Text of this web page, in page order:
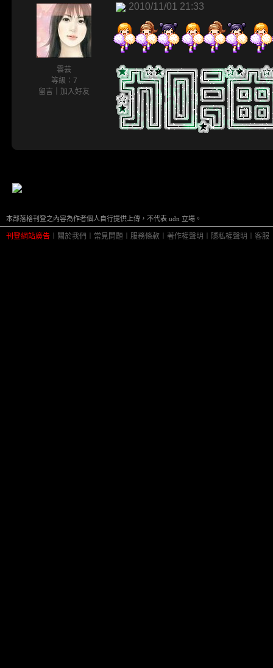
雲芸
等級：7
留言
加入好友
2010/11/01 21:33
本部落格刊登之內容為作者個人自行提供上傳，不代表 udn 立場。
刊登網站廣告 關於我們 常見問題 服務條款 著作權聲明 隱私權聲明 客服